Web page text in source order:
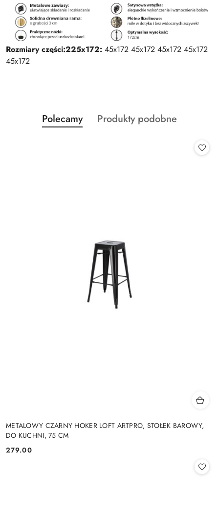
Rozmiary części:225x172: 45x172 45x172 45x172 45x172
45x172
Pomiń karuzelę produktów
Produkty
o
Polecamy
Produkty
Produkty podobne
METALOWY CZARNY HOKER LOFT ARTPRO, STOŁEK BAROWY,
DO KUCHNI, 75 CM
Cena:
279.00